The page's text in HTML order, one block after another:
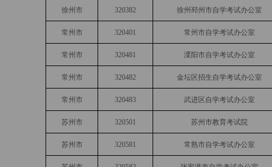
徐州市 320382 徐州邳州市自学考试办公室
常州市 320401 常州市自学考试办公室
常州市 320481 溧阳市自学考试办公室
常州市 320482 金坛区招生自学考试办公室
常州市 320483 武进区自学考试办公室
苏州市 320501 苏州市教育考试院
苏州市 320581 常熟市自学考试办公室